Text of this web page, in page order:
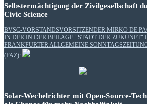
Selbstermächtigung der Zivilgesellschaft
Civic Science
BVSC-VORSTANDSVORSITZENDER MIRKO DE
IN DER IN DER BEILAGE "STADT DER ZUKUNFT"
FRANKFURTER ALLGEMEINE
(FAZ):
Solar-Wechelrichter mit Open-Source-